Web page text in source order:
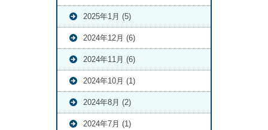
2025年1月 (5)
2024年12月 (6)
2024年11月 (6)
2024年10月 (1)
2024年8月 (2)
2024年7月 (1)